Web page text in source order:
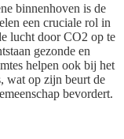
binnenhoven is de
een cruciale rol in
lucht door CO2 op te
gezonde en
helpen ook bij het
wat op zijn beurt de
bevordert.